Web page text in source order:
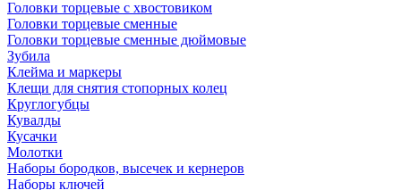
Головки торцевые с хвостовиком
Головки торцевые сменные
Головки торцевые сменные дюймовые
Зубила
Клейма и маркеры
Клещи для снятия стопорных колец
Круглогубцы
Кувалды
Кусачки
Молотки
Наборы бородков, высечек и кернеров
Наборы ключей